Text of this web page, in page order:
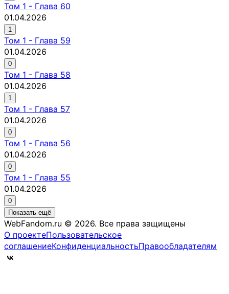
Том 1 - Глава 60
01.04.2026
1
Том 1 - Глава 59
01.04.2026
0
Том 1 - Глава 58
01.04.2026
1
Том 1 - Глава 57
01.04.2026
0
Том 1 - Глава 56
01.04.2026
0
Том 1 - Глава 55
01.04.2026
0
Показать ещё
WebFandom.ru © 2026. Все права защищены
О проектеПользовательское
соглашениеКонфиденциальностьПравообладателям